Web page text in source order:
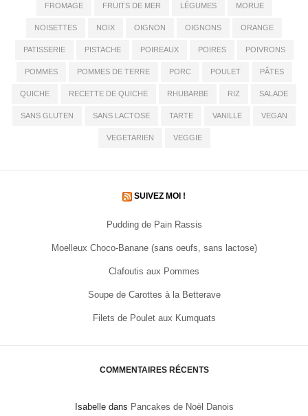
FROMAGE FRUITS DE MER LÉGUMES MORUE
NOISETTES NOIX OIGNON OIGNONS ORANGE
PATISSERIE PISTACHE POIREAUX POIRES POIVRONS
POMMES POMMES DE TERRE PORC POULET PÂTES
QUICHE RECETTE DE QUICHE RHUBARBE RIZ SALADE
SANS GLUTEN SANS LACTOSE TARTE VANILLE VEGAN
VEGETARIEN VEGGIE
SUIVEZ MOI !
Pudding de Pain Rassis
Moelleux Choco-Banane (sans oeufs, sans lactose)
Clafoutis aux Pommes
Soupe de Carottes à la Betterave
Filets de Poulet aux Kumquats
COMMENTAIRES RÉCENTS
Isabelledans Pancakes de Noël Danois